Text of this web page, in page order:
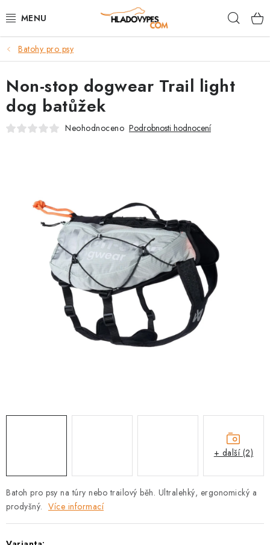
na
POTŘEBY PRO PSY
TAMI PŘEPRAVNÍ BOXY
SPORT SE PSEM
VĚRNOSTNÍ PROGRAM
PRODEJNA
Výměna, vrácení a reklamace
Obchodní podmínky
Hodnocení obchodu
FAQ
Batohy pro psy
Batoh pro psy na túry nebo trailový běh. Ultralehký, ergonomický a
prodyšný. Více informací
Non-stop dogwear Trail light
dog batůžek
Neohodnoceno Podrobnosti hodnocení
+ další (2)